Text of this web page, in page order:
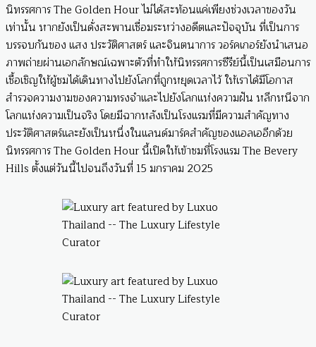
นิทรรศการ The Golden Hour ไม่ได้สะท้อนแค่เพียงช่วงเวลาของวัน
เท่านั้น หากยังเป็นดั่งสะพานเชื่อมระหว่างอดีตและปัจจุบัน ที่เป็นการ
บรรจบกันของ แสง ประวัติศาสตร์ และจินตนาการ วอร์คเกอร์ยังนำเสนอ
ภาพถ่ายผ่านเอกลักษณ์เฉพาะตัวที่ทำให้นิทรรศการซีรีย์นี้เป็นเสมือนการ
เชื้อเชิญให้ผู้ชมได้เดินทางไปยังโลกที่ถูกหยุดเวลาไว้ ให้เราได้มีโอกาส
สำรวจความงามของความทรงจำและไปยังโลกแห่งความฝัน หลีกหนีจาก
โลกแห่งความเป็นจริง โดยมีฉากหลังเป็นโรงแรมที่มีความสำคัญทาง
ประวัติศาสตร์และยังเป็นหนึ่งในแลนด์มาร์คสำคัญของแอลเออีกด้วย
นิทรรศการ The Golden Hour นี้เปิดให้เข้าชมที่โรงแรม The Bevery
Hills ตั้งแต่วันนี้ไปจนถึงวันที่ 15 มกราคม 2025